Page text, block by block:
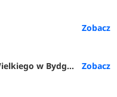
w Bydgoszczy